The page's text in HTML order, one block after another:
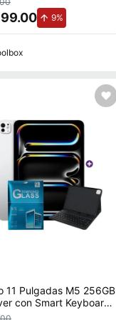
Mica
9%de aumento.
11 Pulgadas M5 256GB
con Smart Keyboard
y Mica